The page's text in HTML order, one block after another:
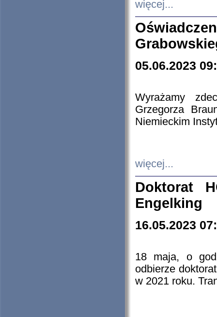
więcej...
05.06.2023
Wyrażamy
Grzegorza
Niemieckim
więcej...
Doktorat
Engelking
16.05.2023
18 maja, o
odbierze
w 2021 roku.